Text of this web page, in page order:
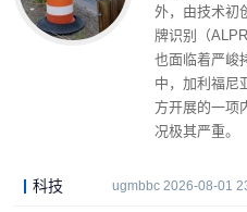
外，由技术初
牌识别（
也面临着严峻
中，加利福尼
方开展的一项
况极其严重。
科技 ugmbbc 2026-08-01